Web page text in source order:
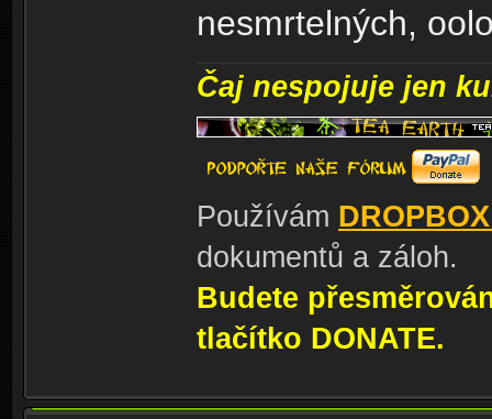
nesmrtelných,
Čaj nespojuje jen
Používám
dokumentů a záloh.
Budete
tlačítko DONATE.